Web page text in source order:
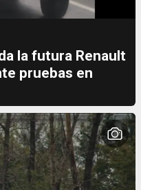
la futura Renault
pruebas en